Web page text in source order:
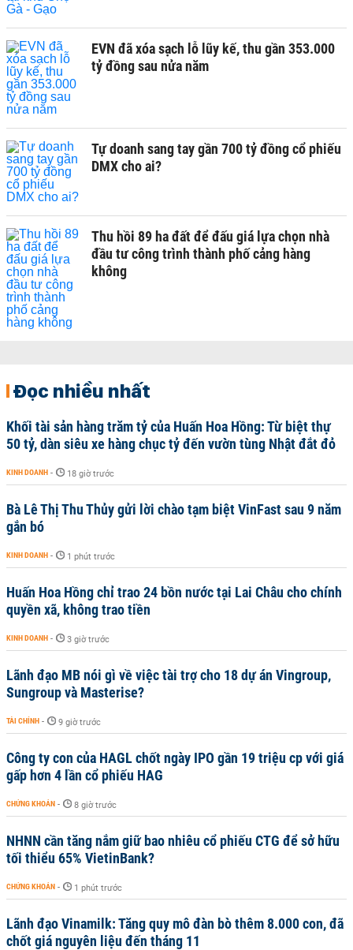
EVN đã xóa sạch lỗ lũy kế, thu gần 353.000
tỷ đồng sau nửa năm
Tự doanh sang tay gần 700 tỷ đồng cổ phiếu
DMX cho ai?
Thu hồi 89 ha đất để đấu giá lựa chọn nhà
đầu tư công trình thành phố cảng hàng
không
Đọc nhiều nhất
Khối tài sản hàng trăm tỷ của Huấn Hoa Hồng: Từ biệt thự
50 tỷ, dàn siêu xe hàng chục tỷ đến vườn tùng Nhật đắt đỏ
KINH DOANH - 18 giờ trước
Bà Lê Thị Thu Thủy gửi lời chào tạm biệt VinFast sau 9 năm
gắn bó
KINH DOANH - 1 phút trước
Huấn Hoa Hồng chỉ trao 24 bồn nước tại Lai Châu cho chính
quyền xã, không trao tiền
KINH DOANH - 3 giờ trước
Lãnh đạo MB nói gì về việc tài trợ cho 18 dự án Vingroup,
Sungroup và Masterise?
TÀI CHÍNH - 9 giờ trước
Công ty con của HAGL chốt ngày IPO gần 19 triệu cp với giá
gấp hơn 4 lần cổ phiếu HAG
CHỨNG KHOÁN - 8 giờ trước
NHNN cần tăng nắm giữ bao nhiêu cổ phiếu CTG để sở hữu
tối thiểu 65% VietinBank?
CHỨNG KHOÁN - 1 phút trước
Lãnh đạo Vinamilk: Tăng quy mô đàn bò thêm 8.000 con, đã
chốt giá nguyên liệu đến tháng 11